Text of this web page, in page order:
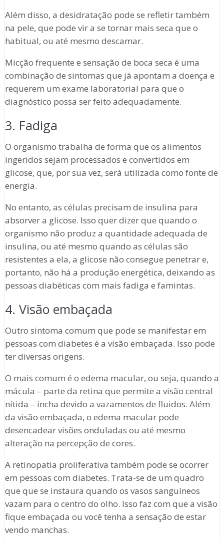
Além disso, a desidratação pode se refletir também
na pele, que pode vir a se tornar mais seca que o
habitual, ou até mesmo descamar.
Micção frequente e sensação de boca seca é uma
combinação de sintomas que já apontam a doença e
requerem um exame laboratorial para que o
diagnóstico possa ser feito adequadamente.
3. Fadiga
O organismo trabalha de forma que os alimentos
ingeridos sejam processados e convertidos em
glicose, que, por sua vez, será utilizada como fonte de
energia.
No entanto, as células precisam de insulina para
absorver a glicose. Isso quer dizer que quando o
organismo não produz a quantidade adequada de
insulina, ou até mesmo quando as células são
resistentes a ela, a glicose não consegue penetrar e,
portanto, não há a produção energética, deixando as
pessoas diabéticas com mais fadiga e famintas.
4. Visão embaçada
Outro sintoma comum que pode se manifestar em
pessoas com diabetes é a visão embaçada. Isso pode
ter diversas origens.
O mais comum é o edema macular, ou seja, quando a
mácula – parte da retina que permite a visão central
nítida – incha devido a vazamentos de fluidos. Além
da visão embaçada, o edema macular pode
desencadear visões onduladas ou até mesmo
alteração na percepção de cores.
A retinopatia proliferativa também pode se ocorrer
em pessoas com diabetes. Trata-se de um quadro
que que se instaura quando os vasos sanguíneos
vazam para o centro do olho. Isso faz com que a visão
fique embaçada ou você tenha a sensação de estar
vendo manchas.